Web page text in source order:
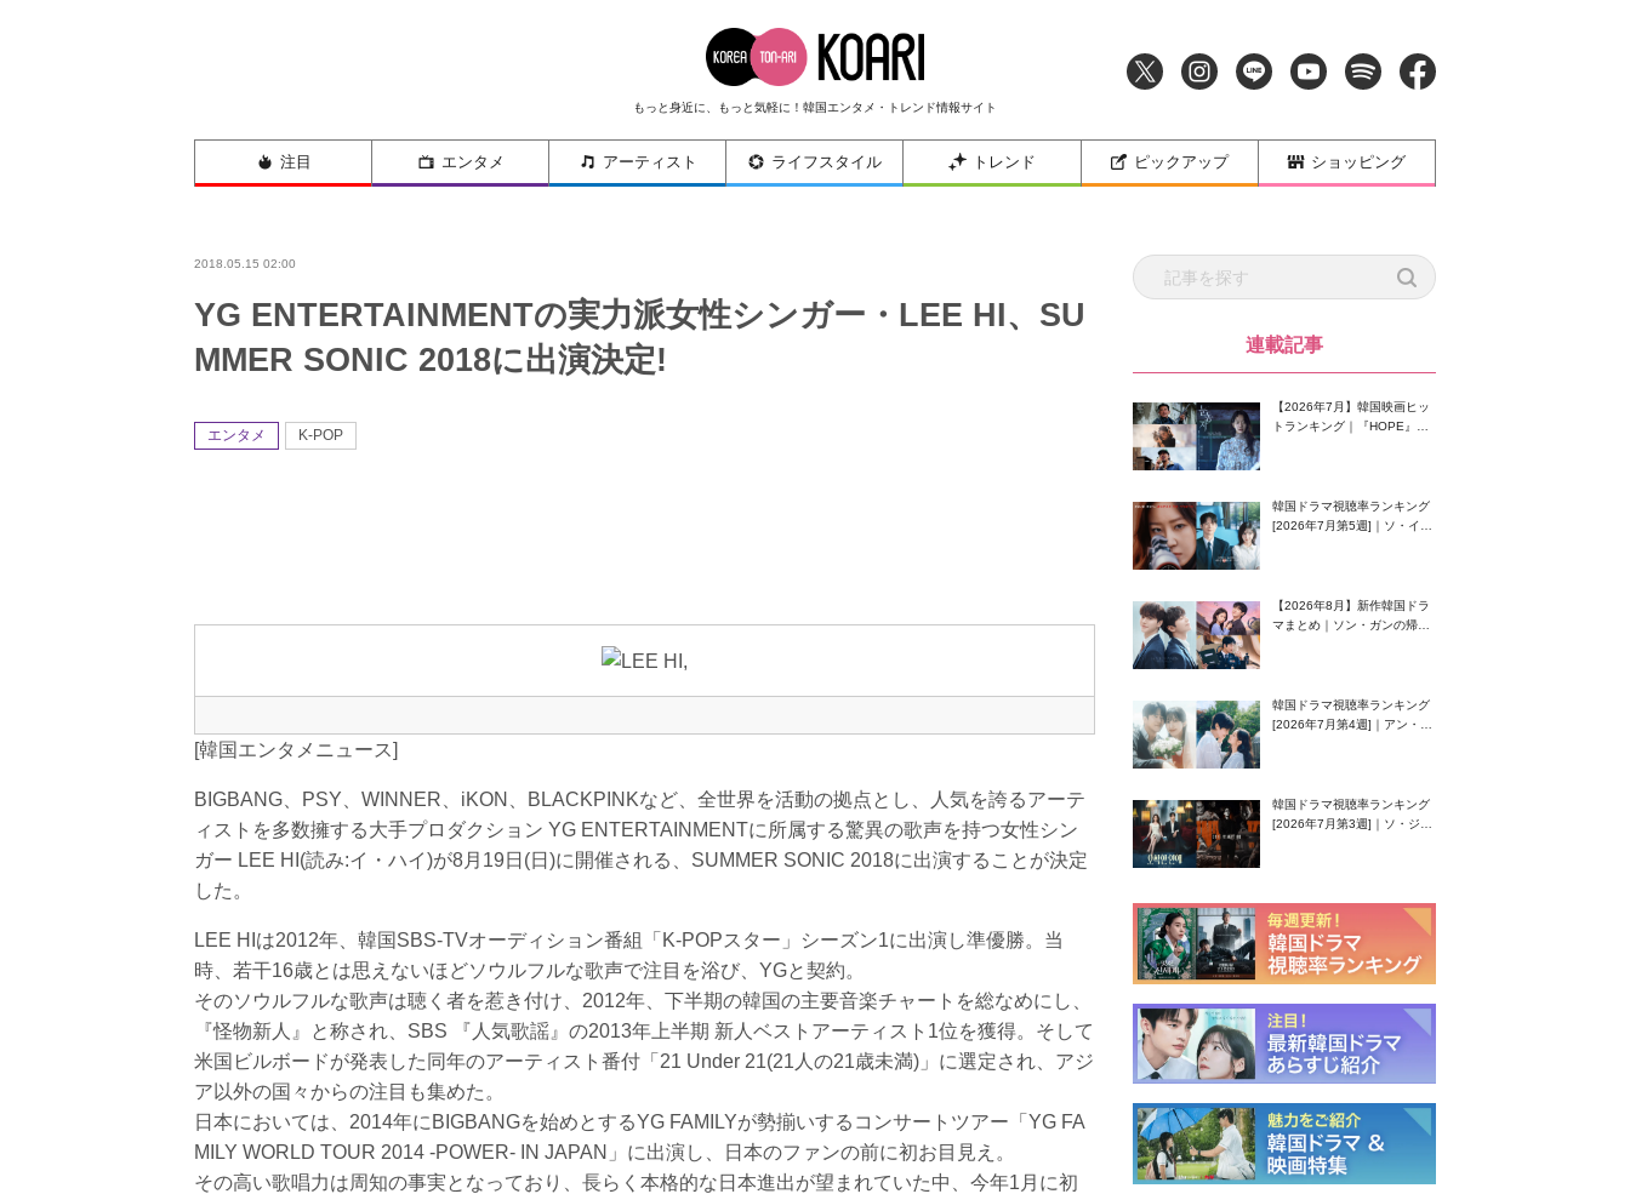
もっと身近に、もっと気軽に！韓国エンタメ・トレンド情報サイト
注目 エンタメ アーティスト ライフスタイル トレンド ピックアップ ショッピング
2018.05.15 02:00
YG ENTERTAINMENTの実力派女性シンガー・LEE HI、SU
MMER SONIC 2018に出演決定!
エンタメ K-POP
[韓国エンタメニュース]
BIGBANG、PSY、WINNER、iKON、BLACKPINKなど、全世界を活動の拠点とし、人気を誇るアーテ
ィストを多数擁する大手プロダクション YG ENTERTAINMENTに所属する驚異の歌声を持つ女性シン
ガー LEE HI(読み:イ・ハイ)が8月19日(日)に開催される、SUMMER SONIC 2018に出演することが決定
した。
LEE HIは2012年、韓国SBS-TVオーディション番組「K-POPスター」シーズン1に出演し準優勝。当
時、若干16歳とは思えないほどソウルフルな歌声で注目を浴び、YGと契約。
そのソウルフルな歌声は聴く者を惹き付け、2012年、下半期の韓国の主要音楽チャートを総なめにし、
『怪物新人』と称され、SBS 『人気歌謡』の2013年上半期 新人ベストアーティスト1位を獲得。そして
米国ビルボードが発表した同年のアーティスト番付「21 Under 21(21人の21歳未満)」に選定され、アジ
ア以外の国々からの注目も集めた。
日本においては、2014年にBIGBANGを始めとするYG FAMILYが勢揃いするコンサートツアー「YG FA
MILY WORLD TOUR 2014 -POWER- IN JAPAN」に出演し、日本のファンの前に初お目見え。
その高い歌唱力は周知の事実となっており、長らく本格的な日本進出が望まれていた中、今年1月に初
連載記事
【2026年7月】韓国映画ヒッ
トランキング｜『HOPE』が
韓国ドラマ視聴率ランキング
[2026年7月第5週]｜ソ・イン
【2026年8月】新作韓国ドラ
マまとめ｜ソン・ガンの帰
韓国ドラマ視聴率ランキング
[2026年7月第4週]｜アン・ヒ
韓国ドラマ視聴率ランキング
[2026年7月第3週]｜ソ・ジソ